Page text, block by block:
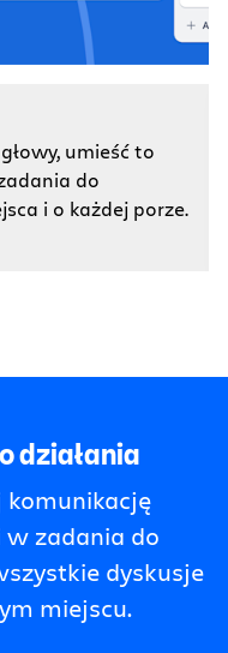
umieść to
do
i o każdej porze.
działania
komunikację
zadania do
dyskusje
miejscu.